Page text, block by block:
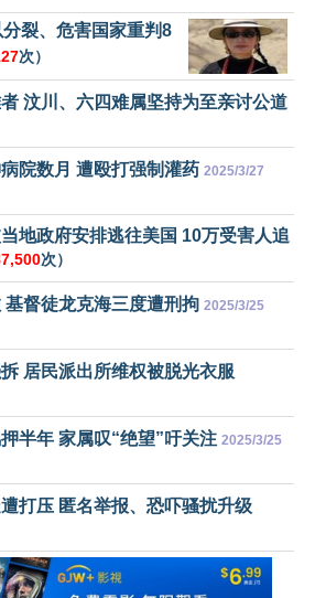
裂、危害国家重判8
次）
汶川、六四难属坚持为至亲讨公道
院数月 遭殴打强制灌药 2025/3/27
地政府安排逃往美国 10万受害人追
次）
督徒龙克海三度遭刑拘 2025/3/25
居民派出所维权被脱光衣服
半年 家属叹“绝望”吁关注 2025/3/25
打压 匿名举报、恐吓骚扰升级